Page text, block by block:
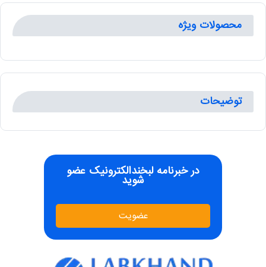
محصولات ویژه
توضیحات
در خبرنامه لبخندالکترونیک عضو
شوید
عضویت